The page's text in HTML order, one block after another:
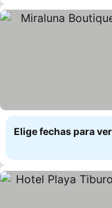
Elige fechas para